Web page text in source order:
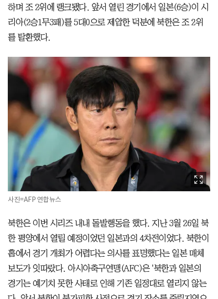
하며 조 2위에 랭크됐다. 앞서 열린 경기에서 일본(6승)이 시
리아(2승1무3패)를 5대0으로 제압한 덕분에 북한은 조 2위
를 탈환했다.
사진=AFP 연합뉴스
북한은 이번 시리즈 내내 돌발행동을 했다. 지난 3월 26일 북
한 평양에서 열릴 예정이었던 일본과의 4차전이었다. 북한이
홈에서 경기 개최가 어렵다는 의사를 표명했다는 일본 매체
보도가 잇따랐다. 아시아축구연맹(AFC)은 '북한과 일본의
경기는 예기치 못한 사태로 인해 기존 일정대로 열리지 않는